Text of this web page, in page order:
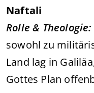
Naftali
Rolle & Theologie:
sowohl zu
Land lag in
Gottes Plan